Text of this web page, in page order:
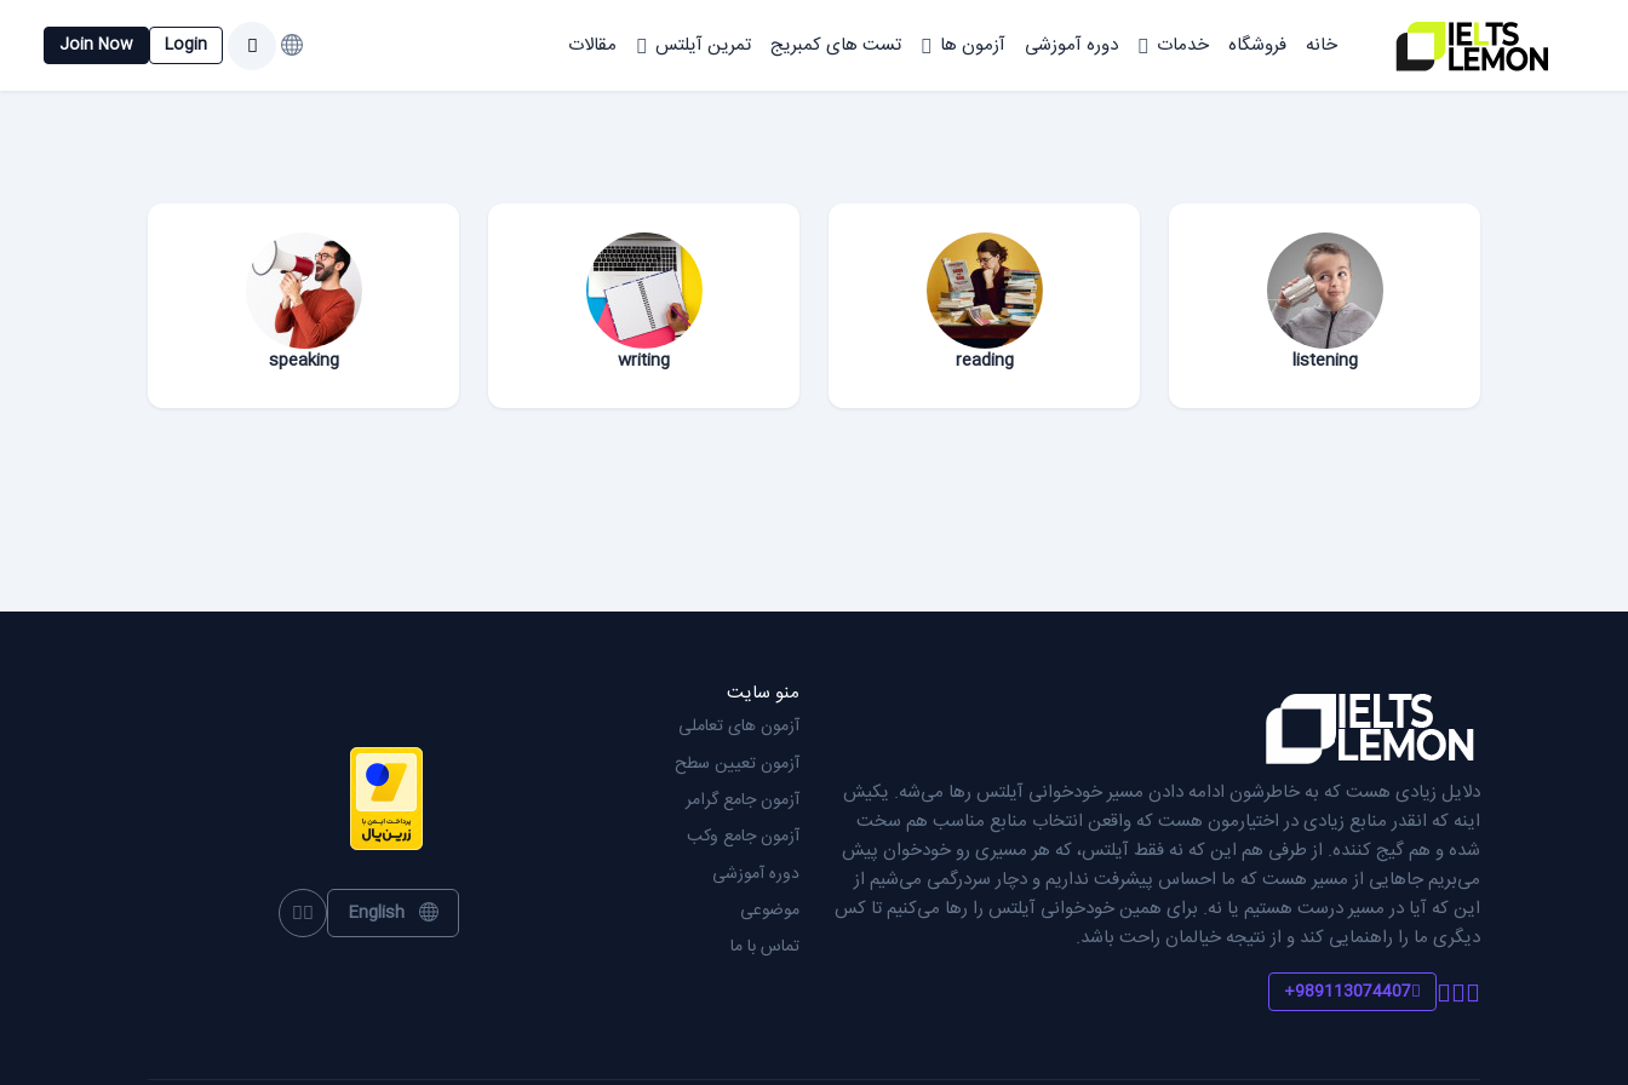
Login
Join Now خانه فروشگاه خدمات دوره آموزشی آزمون ها تست های کمبریج تمرین آیلتس مقالات
listening
reading
writing
speaking
دلایل زیادی هست که به خاطرشون ادامه دادن مسیر خودخوانی آیلتس رها می‌شه. یکیش
اینه که انقدر منابع زیادی در اختیارمون هست که واقعن انتخاب منابع مناسب هم سخت
شده و هم گیج کننده. از طرفی هم این که نه فقط آیلتس، که هر مسیری رو خودخوان پیش
می‌بریم جاهایی از مسیر هست که ما احساس پیشرفت نداریم و دچار سردرگمی می‌شیم از
این که آیا در مسیر درست هستیم یا نه. برای همین خودخوانی آیلتس را رها می‌کنیم تا کس
دیگری ما را راهنمایی کند و از نتیجه خیالمان راحت باشد.
989113074407+
منو سایت
آزمون های تعاملی
آزمون تعیین سطح
آزمون جامع گرامر
آزمون جامع وکب
دوره آموزشی
موضوعی
تماس با ما
English
Toggle theme